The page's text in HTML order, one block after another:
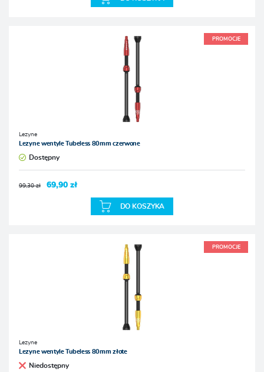
PROMOCJE
Lezyne
Lezyne wentyle Tubeless 80mm czerwone
Dostępny
99,30 zł 69,90 zł
DO KOSZYKA
PROMOCJE
Lezyne
Lezyne wentyle Tubeless 80mm złote
Niedostępny